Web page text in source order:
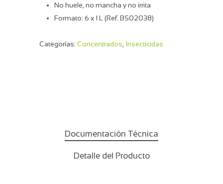
No huele, no mancha y no irrita
Formato: 6 x 1 L (Ref. BS02038)
Categorías: Concentrados Insecticidas
Documentación Técnica
Detalle del Producto